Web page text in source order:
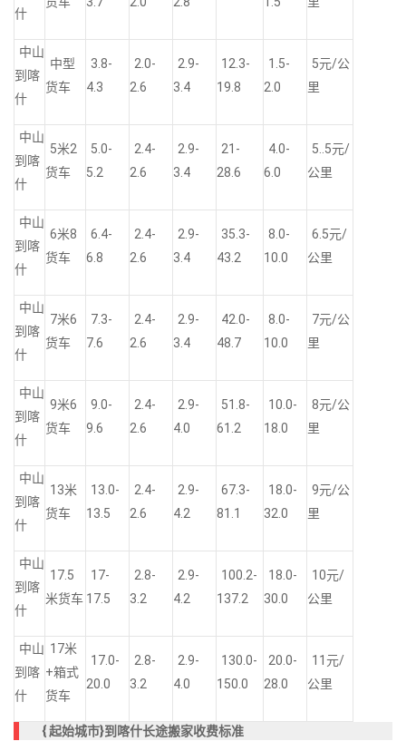
什
中山
到喀
什
中型
货车
3.8-
4.3
2.0-
2.6
2.9-
3.4
12.3-
19.8
1.5-
2.0
5元/公
里
中山
到喀
什
5米2
货车
5.0-
5.2
2.4-
2.6
2.9-
3.4
21-
28.6
4.0-
6.0
5..5元/
公里
中山
到喀
什
6米8
货车
6.4-
6.8
2.4-
2.6
2.9-
3.4
35.3-
43.2
8.0-
10.0
6.5元/
公里
中山
到喀
什
7米6
货车
7.3-
7.6
2.4-
2.6
2.9-
3.4
42.0-
48.7
8.0-
10.0
7元/公
里
中山
到喀
什
9米6
货车
9.0-
9.6
2.4-
2.6
2.9-
4.0
51.8-
61.2
10.0-
18.0
8元/公
里
中山
到喀
什
13米
货车
13.0-
13.5
2.4-
2.6
2.9-
4.2
67.3-
81.1
18.0-
32.0
9元/公
里
中山
到喀
什
17.5
米货车
17-
17.5
2.8-
3.2
2.9-
4.2
100.2-
137.2
18.0-
30.0
10元/
公里
中山
到喀
什
17米
+箱式
货车
17.0-
20.0
2.8-
3.2
2.9-
4.0
130.0-
150.0
20.0-
28.0
11元/
公里
{ 起始城市}到喀什长途搬家收费标准